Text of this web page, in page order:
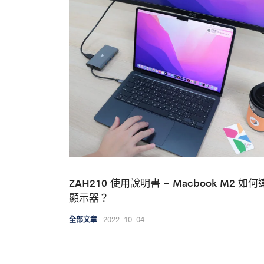
ZAH210 使用說明書 – Macbook M2 如何
顯示器？
全部文章 2022-10-04